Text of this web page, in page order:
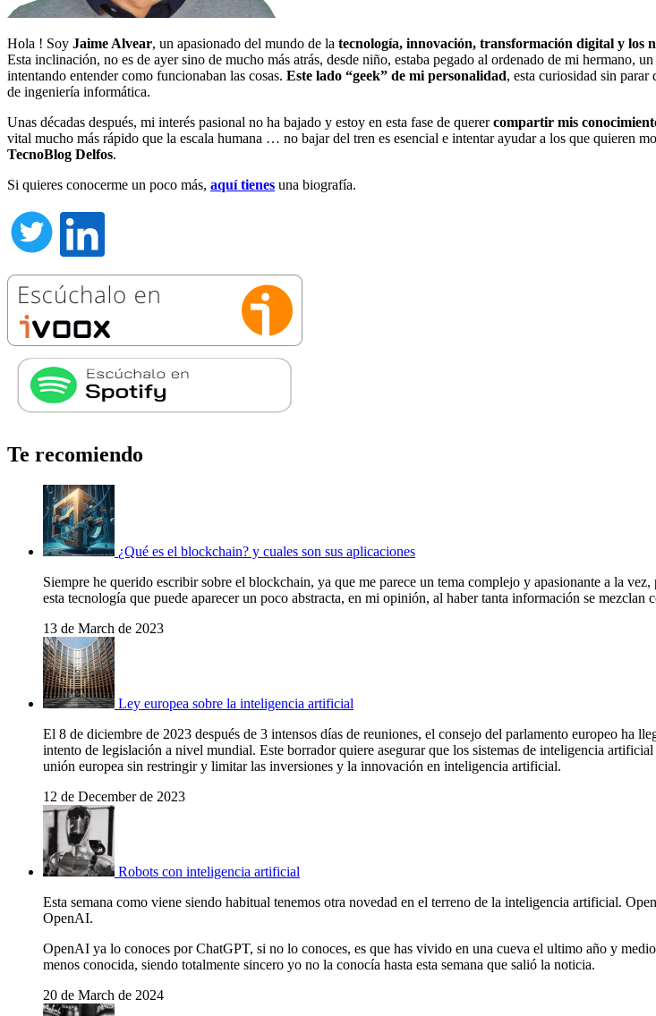
Hola ! Soy Jaime Alvear, un apasionado del mundo de la tecnología, innovación, transformación digital y los
Esta inclinación, no es de ayer sino de mucho más atrás, desde niño, estaba pegado al ordenado de mi hermano, un
intentando entender como funcionaban las cosas. Este lado “geek” de mi personalidad, esta curiosidad sin parar
de ingeniería informática.
Unas décadas después, mi interés pasional no ha bajado y estoy en esta fase de querercompartir mis
vital mucho más rápido que la escala humana … no bajar del tren es esencial e intentar ayudar a los que quieren
TecnoBlog Delfos.
Si quieres conocerme un poco más, aquí tienes una biografía.
Te recomiendo
¿Qué es el blockchain? y cuales son sus aplicaciones
Siempre he querido escribir sobre el blockchain, ya que me parece un tema complejo y apasionante a la
esta tecnología que puede aparecer un poco abstracta, en mi opinión, al haber tanta información se
13 de March de 2023
Ley europea sobre la inteligencia artificial
El 8 de diciembre de 2023 después de 3 intensos días de reuniones, el consejo del parlamento europeo ha
intento de legislación a nivel mundial. Este borrador quiere asegurar que los sistemas de inteligencia
unión europea sin restringir y limitar las inversiones y la innovación en inteligencia artificial.
12 de December de 2023
Robots con inteligencia artificial
Esta semana como viene siendo habitual tenemos otra novedad en el terreno de la inteligencia artificial.
OpenAI.
OpenAI ya lo conoces por ChatGPT, si no lo conoces, es que has vivido en una cueva el ultimo año y
menos conocida, siendo totalmente sincero yo no la conocía hasta esta semana que salió la noticia.
20 de March de 2024